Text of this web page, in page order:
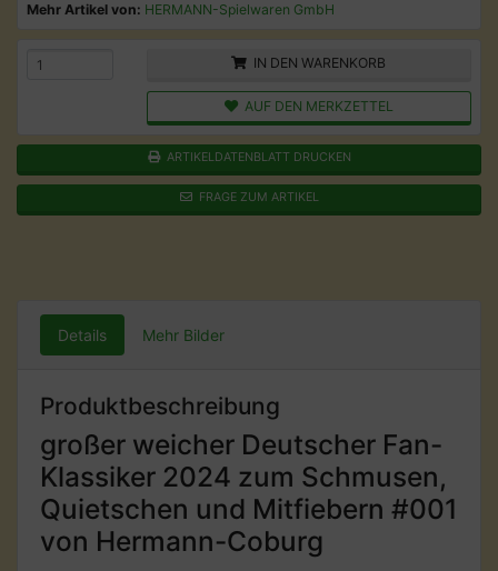
Mehr Artikel von: HERMANN-Spielwaren GmbH
IN DEN WARENKORB
AUF DEN MERKZETTEL
ARTIKELDATENBLATT DRUCKEN
FRAGE ZUM ARTIKEL
Details Mehr Bilder
Produktbeschreibung
großer weicher Deutscher Fan-
Klassiker 2024 zum Schmusen,
Quietschen und Mitfiebern #001
von Hermann-Coburg